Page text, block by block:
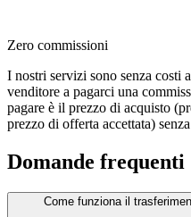
Zero commissioni
I nostri servizi sono senza costi
venditore a pagarci una
pagare è il prezzo di acquisto
prezzo di offerta accettata)
Domande frequenti
Come funziona il